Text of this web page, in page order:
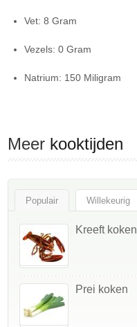
Vet: 8 Gram
Vezels: 0 Gram
Natrium: 150 Miligram
Meer kooktijden
Populair Willekeurig
Kreeft koken
Prei koken